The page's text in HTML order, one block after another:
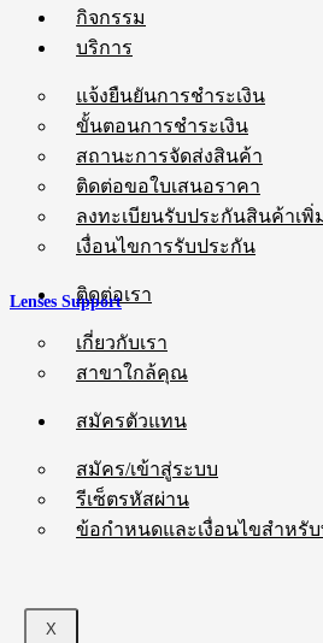
กิจกรรม
บริการ
แจ้งยืนยันการชำระเงิน
ขั้นตอนการชำระเงิน
สถานะการจัดส่งสินค้า
ติดต่อขอใบเสนอราคา
ลงทะเบียนรับประกันสินค้าเพิ่
เงื่อนไขการรับประกัน
ติดต่อเรา
เกี่ยวกับเรา
สาขาใกล้คุณ
สมัครตัวแทน
สมัคร/เข้าสู่ระบบ
รีเซ็ตรหัสผ่าน
ข้อกำหนดและเงื่อนไขสำหรั
X
Lenses Support